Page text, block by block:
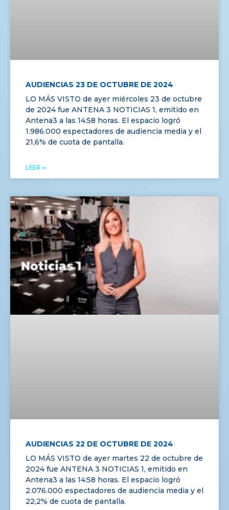
AUDIENCIAS 23 DE OCTUBRE DE 2024
LO MÁS VISTO de ayer miércoles 23 de octubre
de 2024 fue ANTENA 3 NOTICIAS 1, emitido en
Antena3 a las 14:58 horas. El espacio logró
1.986.000 espectadores de audiencia media y el
21,6% de cuota de pantalla.
LEER »
AUDIENCIAS 22 DE OCTUBRE DE 2024
LO MÁS VISTO de ayer martes 22 de octubre de
2024 fue ANTENA 3 NOTICIAS 1, emitido en
Antena3 a las 14:58 horas. El espacio logró
2.076.000 espectadores de audiencia media y el
22,2% de cuota de pantalla.